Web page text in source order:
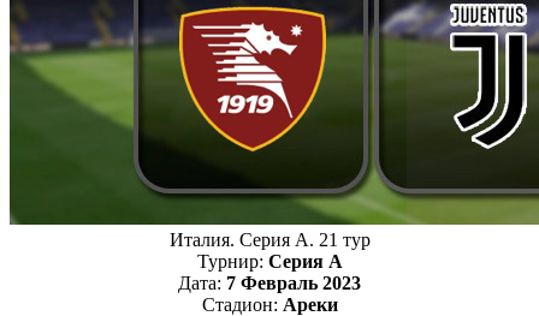
Италия. Серия А. 21 тур
Турнир: Серия А
Дата: 7 Февраль 2023
Стадион: Ареки